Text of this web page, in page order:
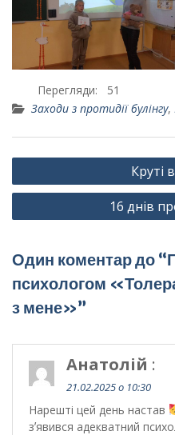
Перегляди:
51
Заходи з протидії булінгу,
Навігація
записів
Круті
16 днів
Один коментар до
психологом
з мене»”
Анатолій :
21.02.2025 о 10:30
Нарешті цей день настав
зʼявився адекватний